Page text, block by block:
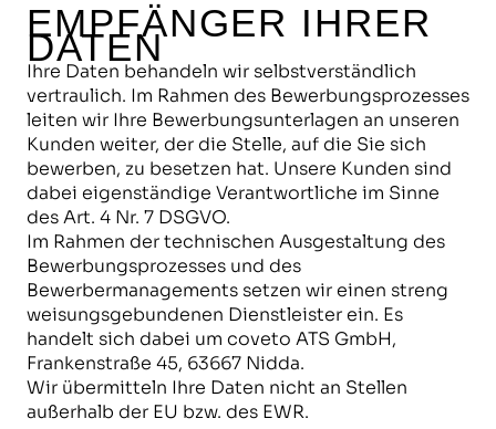
EMPFÄNGER IHRER
DATEN
Ihre Daten behandeln wir selbstverständlich
vertraulich. Im Rahmen des Bewerbungsprozesses
leiten wir Ihre Bewerbungsunterlagen an unseren
Kunden weiter, der die Stelle, auf die Sie sich
bewerben, zu besetzen hat. Unsere Kunden sind
dabei eigenständige Verantwortliche im Sinne
des Art. 4 Nr. 7 DSGVO.
Im Rahmen der technischen Ausgestaltung des
Bewerbungsprozesses und des
Bewerbermanagements setzen wir einen streng
weisungsgebundenen Dienstleister ein. Es
handelt sich dabei um coveto ATS GmbH,
Frankenstraße 45, 63667 Nidda.
Wir übermitteln Ihre Daten nicht an Stellen
außerhalb der EU bzw. des EWR.